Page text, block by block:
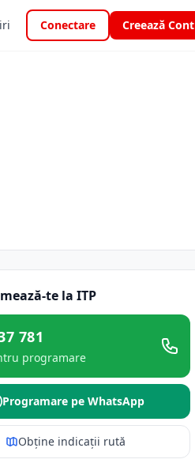
Conectare Creează Cont
te la ITP
781
programare
Programare pe WhatsApp
Obține indicații rută